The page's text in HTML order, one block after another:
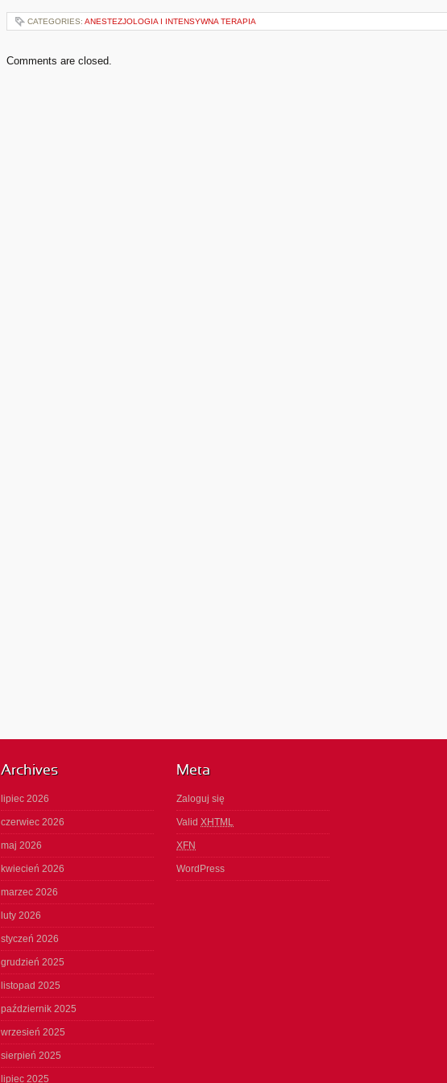
CATEGORIES: ANESTEZJOLOGIA I INTENSYWNA TERAPIA
Comments are closed.
Archives
lipiec 2026
czerwiec 2026
maj 2026
kwiecień 2026
marzec 2026
luty 2026
styczeń 2026
grudzień 2025
listopad 2025
październik 2025
wrzesień 2025
sierpień 2025
lipiec 2025
Meta
Zaloguj się
Valid XHTML
XFN
WordPress